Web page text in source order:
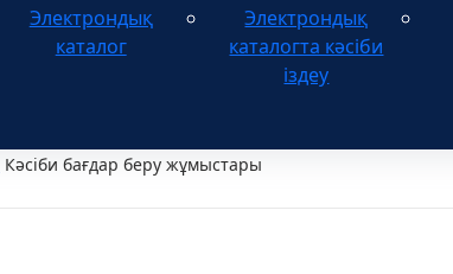
Электрондық
каталог
Электрондық
каталогта кәсіби
іздеу
Кәсіби бағдар беру жұмыстары